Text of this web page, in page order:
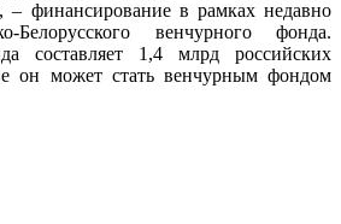
– финансирование в рамках недавно
Белорусского венчурного фонда.
составляет 1,4 млрд российских
он может стать венчурным фондом